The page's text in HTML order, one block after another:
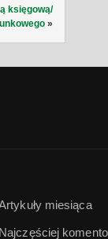
księgową/
»
miesiąca
Najczęściej